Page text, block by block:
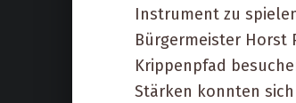
Instrument zu
Bürgermeister Horst
Krippenpfad
Stärken konnten